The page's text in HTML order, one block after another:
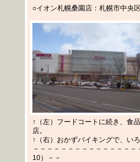
○イオン札幌桑園店：札幌市中央
↑（左）フードコートに続き、食
店。
↑（右）おかずバイキングで、い
－－－－－－－－－－－－－－
10）－－